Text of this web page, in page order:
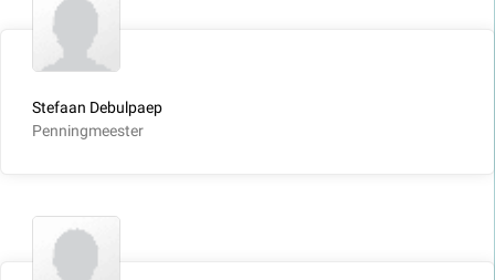
Stefaan Debulpaep
Penningmeester